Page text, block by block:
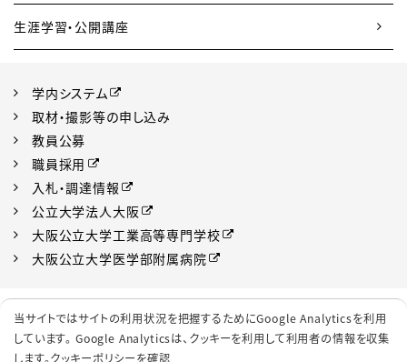
当サイトではサイトの利用状況を把握するためにGoogle Analyticsを利用
しています。 Google Analyticsは、 クッキーを利用して利用者の情報を収集
します。クッキーポリシーを確認
生涯学習・公開講座
学内システム
取材・撮影等の申し込み
教員公募
職員採用
入札・調達情報
公立大学法人大阪
大阪公立大学工業高等専門学校
大阪公立大学医学部附属病院
プライバシーポリシー
サイトポリシー
ソーシャルメディアポリシー
クッキーポリシー